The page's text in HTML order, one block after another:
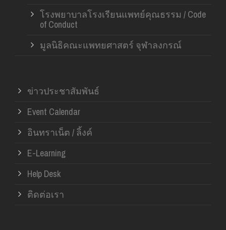
โรงพยาบาลโรงเรียนแพทย์คุณธรรม / Code
of Conduct
มูลนิธิคณะแพทยศาสตร์ จุฬาลงกรณ์
ข่าวประชาสัมพันธ์
Event Calendar
อินทราเน็ต / ลิ้งค์
E-Learning
Help Desk
ติดต่อเรา